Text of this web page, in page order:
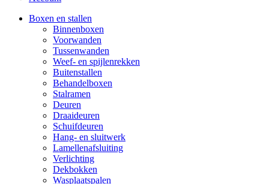
Boxen en stallen
Binnenboxen
Voorwanden
Tussenwanden
Weef- en spijlenrekken
Buitenstallen
Behandelboxen
Stalramen
Deuren
Draaideuren
Schuifdeuren
Hang- en sluitwerk
Lamellenafsluiting
Verlichting
Dekbokken
Wasplaatspalen